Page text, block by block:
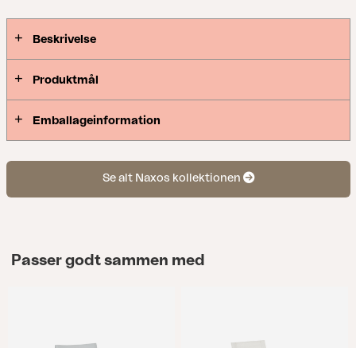
Beskrivelse
Produktmål
Emballageinformation
Se alt Naxos kollektionen
Passer godt sammen med